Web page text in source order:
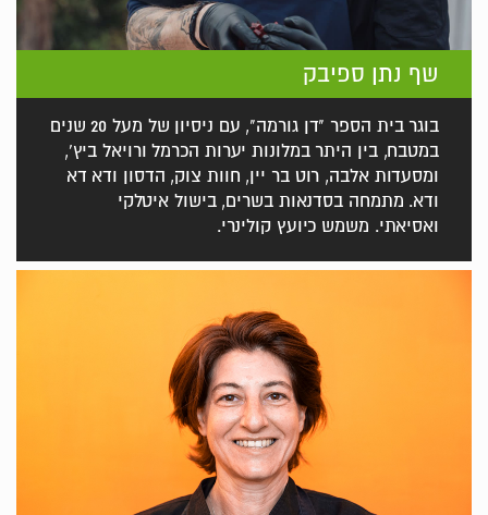
שף נתן ספיבק
בוגר בית הספר "דן גורמה", עם ניסיון של מעל 20 שנים
במטבח, בין היתר במלונות יערות הכרמל ורויאל ביץ',
ומסעדות אלבה, רוט בר יין, חוות צוק, הדסון ודא דא
ודא. מתמחה בסדנאות בשרים, בישול איטלקי
ואסיאתי. משמש כיועץ קולינרי.